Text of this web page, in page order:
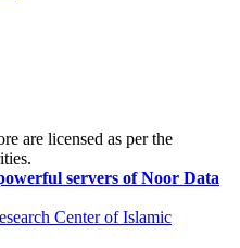
are licensed as per the
servers of Noor Data
Center of Islamic